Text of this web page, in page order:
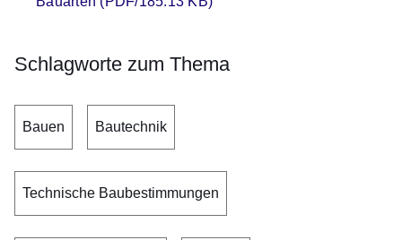
Schlagworte zum Thema
Bauen Bautechnik
Technische Baubestimmungen